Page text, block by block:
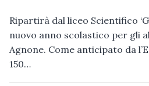
Ripartirà dal liceo Scientifico
nuovo anno scolastico per gli
Agnone. Come anticipato da
150…